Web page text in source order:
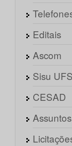
Editais
Ascom
Sisu UFS
CESAD